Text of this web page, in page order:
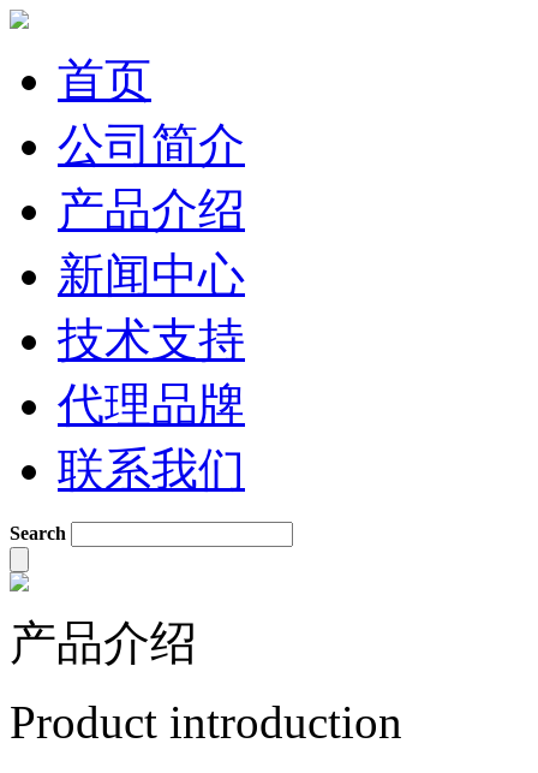
首页
公司简介
产品介绍
新闻中心
技术支持
代理品牌
联系我们
Search
产品介绍
Product introduction